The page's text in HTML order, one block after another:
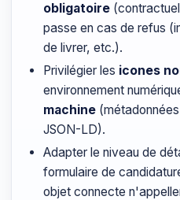
obligatoire
passe en cas de refus
de livrer, etc.).
Privilégier les icones
environnement
machine
JSON-LD).
Adapter le niveau de
formulaire de
objet connecte